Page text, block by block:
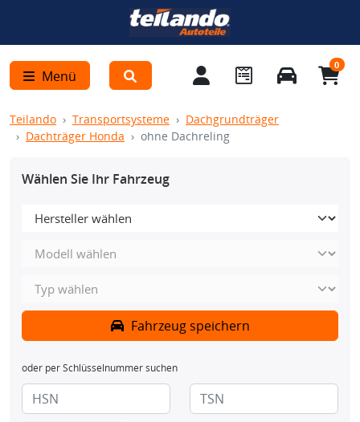
Menü
0
Teilando Transportsysteme
Dachgrundträger
Dachträger Honda
ohne Dachreling
Wählen Sie Ihr Fahrzeug
Fahrzeug speichern
oder per Schlüsselnummer suchen